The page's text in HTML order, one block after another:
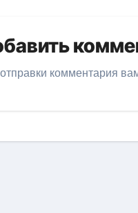
комментария